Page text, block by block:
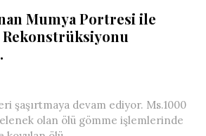
Mumya Portresi ile
Rekonstrüksiyonu
şaşırtmaya devam ediyor. Ms.1000
olan ölü gömme işlemlerinde